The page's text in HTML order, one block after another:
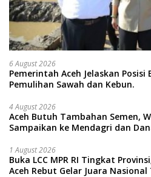
6 August 2026
Pemerintah Aceh Jelaskan
Pemulihan Sawah dan Kebun.
4 August 2026
Aceh Butuh Tambahan Semen,
Sampaikan ke Mendagri dan
1 August 2026
Buka LCC MPR RI Tingkat
Aceh Rebut Gelar Juara Nasional